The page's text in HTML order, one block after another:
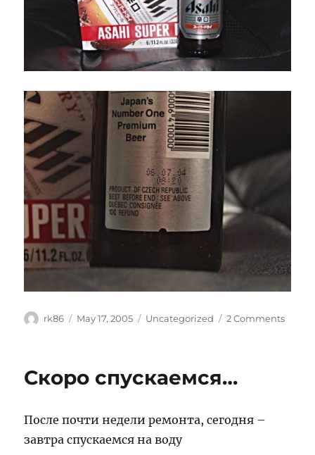
Author
rk86
Posted
May 17, 2005 Categories
Uncategorized 2 Commentson
Скоро спускаемся…
После почти недели ремонта, сегодня –
завтра спускаемся на воду